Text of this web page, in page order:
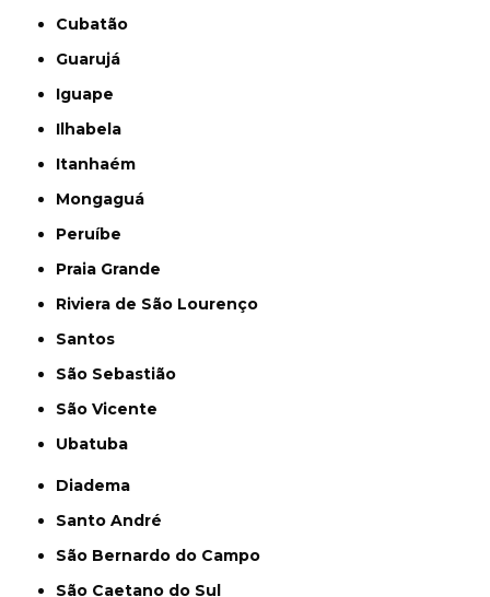
Cubatão
Guarujá
Iguape
Ilhabela
Itanhaém
Mongaguá
Peruíbe
Praia Grande
Riviera de São Lourenço
Santos
São Sebastião
São Vicente
Ubatuba
Diadema
Santo André
São Bernardo do Campo
São Caetano do Sul